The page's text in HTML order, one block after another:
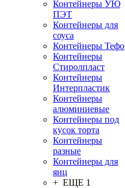
Контейнеры УЮ
ПЭТ
Контейнеры для
соуса
Контейнеры Тефо
Контейнеры
Стиролпласт
Контейнеры
Интерпластик
Контейнеры
алюминиевые
Контейнеры под
кусок торта
Контейнеры
разные
Контейнеры для
яиц
+ ЕЩЕ 1